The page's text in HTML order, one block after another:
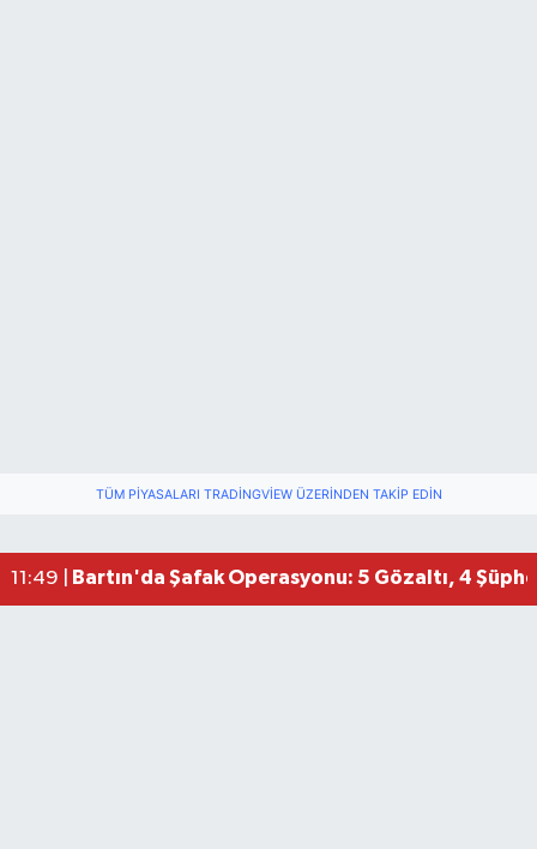
TÜM PIYASALARI TRADINGVIEW ÜZERINDEN TAKIP EDIN
11:49 | Bartın'da Şafak Operasyonu: 5 Gözaltı, 4